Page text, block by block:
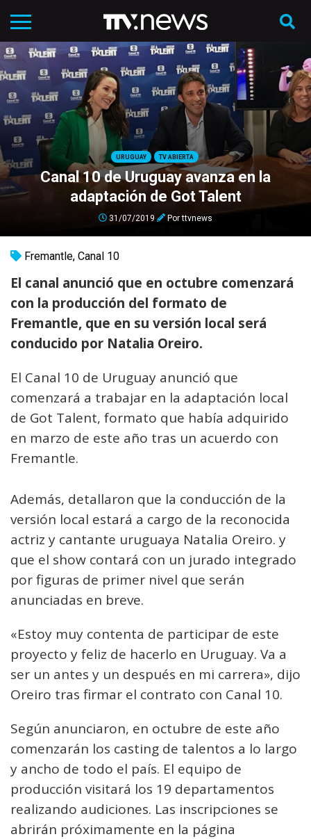
URUGUAY TV ABIERTA
Canal 10 de Uruguay avanza en la
adaptación de Got Talent
31/07/2019 Porttvnews
Fremantle, Canal 10
El canal anunció que en octubre comenzará
con la producción del formato de
Fremantle, que en su versión local será
conducido por Natalia Oreiro.
El Canal 10 de Uruguay anunció que
comenzará a trabajar en la adaptación local
de Got Talent, formato que había adquirido
en marzo de este año tras un acuerdo con
Fremantle.
Además, detallaron que la conducción de la
versión local estará a cargo de la reconocida
actriz y cantante uruguaya Natalia Oreiro. y
que el show contará con un jurado integrado
por figuras de primer nivel que serán
anunciadas en breve.
«Estoy muy contenta de participar de este
proyecto y feliz de hacerlo en Uruguay. Va a
ser un antes y un después en mi carrera», dijo
Oreiro tras firmar el contrato con Canal 10.
Según anunciaron, en octubre de este año
comenzarán los casting de talentos a lo largo
y ancho de todo el país. El equipo de
producción visitará los 19 departamentos
realizando audiciones. Las inscripciones se
abrirán próximamente en la página